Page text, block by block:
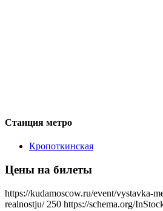
Станция метро
Кропоткинская
Цены на билеты
https://kudamoscow.ru/event/vystavka-
realnostju/ 250 https://schema.org/